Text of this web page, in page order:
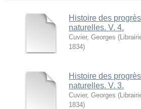
Histoire des
naturelles. V. 4.
Cuvier, Georges (
1834)
Histoire des
naturelles. V. 3.
Cuvier, Georges (
1834)